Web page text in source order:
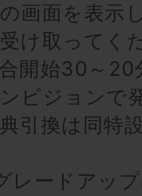
画面を表示
け取ってく
開始30～20
ビジョンで
引換は同特
レードアッ